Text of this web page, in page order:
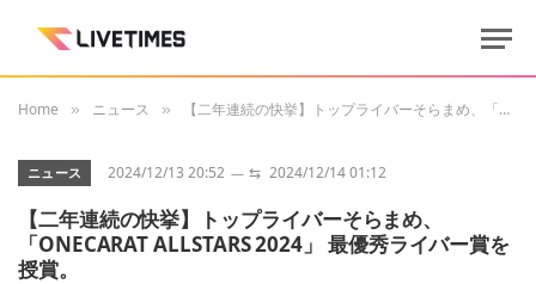
Home » ニュース » 【二年連続の快挙】トップライバーそらまめ、「ONECARAT ALLSTARS 2024」 最優秀ライバー賞を授賞。
ニュース 2024/12/13 20:52 ⇆ 2024/12/14 01:12
【二年連続の快挙】トップライバーそらまめ、
「ONECARAT ALLSTARS 2024」 最優秀ライバー賞を
授賞。